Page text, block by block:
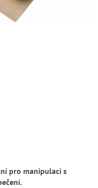
pro manipulaci s